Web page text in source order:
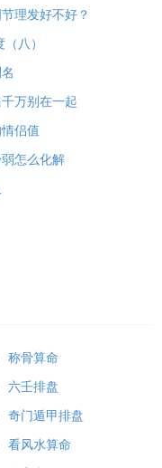
理发好不好？
八）
万别在一起
侣值
怎么化解
称骨算命
六壬排盘
奇门遁甲排盘
看风水算命